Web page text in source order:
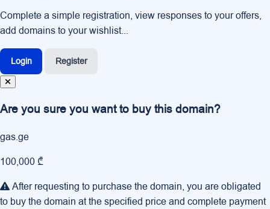
Complete a simple registration, view responses to your offers,
add domains to your wishlist...
Login Register
Are you sure you want to buy this domain?
gas.ge
100,000 ₾
After requesting to purchase the domain, you are obligated
to buy the domain at the specified price and complete payment